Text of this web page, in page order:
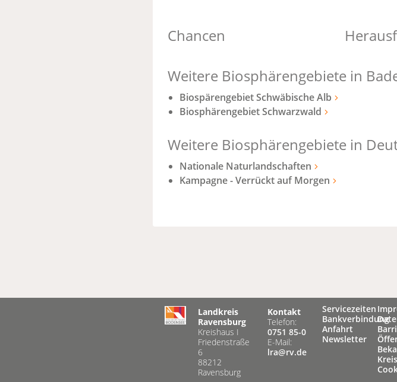
Chancen
Weitere Biosphärengebiete in
Biospärengebiet Schwäbische Alb
Biosphärengebiet Schwarzwald
Weitere Biosphärengebiete in
Nationale Naturlandschaften
Kampagne - Verrückt auf Morgen
Landkreis
Ravensburg
Kreishaus I
Friedenstraße
6
88212
Ravensburg
Kontakt
Telefon:
0751 85-0
E-Mail:
lra@rv.de
Servicezeiten
Bankverbindung
Anfahrt
Newsletter